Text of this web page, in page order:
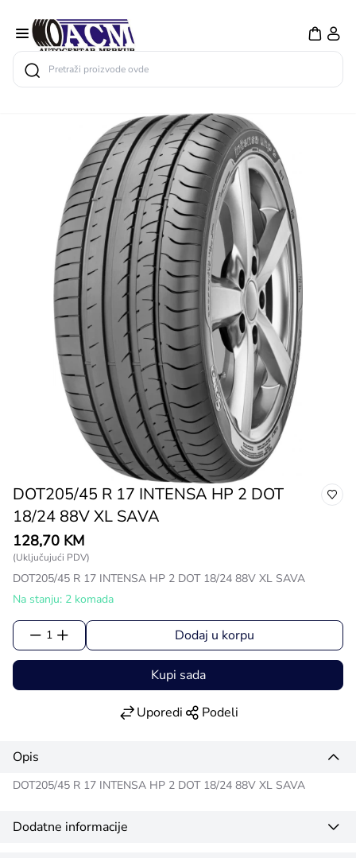
Search
DOT205/45 R 17 INTENSA HP 2 DOT
18/24 88V XL SAVA
128,70 KM
(Uključujući PDV)
DOT205/45 R 17 INTENSA HP 2 DOT 18/24 88V XL SAVA
Na stanju: 2 komada
1 Dodaj u korpu
Kupi sada
Uporedi Podeli
Opis
DOT205/45 R 17 INTENSA HP 2 DOT 18/24 88V XL SAVA
Dodatne informacije